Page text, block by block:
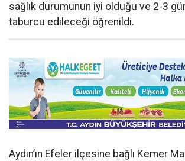
sağlık durumunun iyi olduğu ve 2-3
taburcu edileceği öğrenildi.
Aydın’ın Efeler ilçesine bağlı Kemer